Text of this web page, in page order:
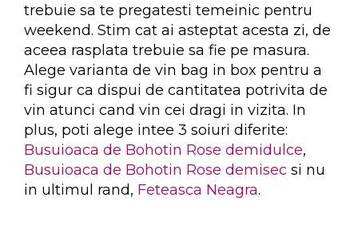
trebuie sa te pregatesti temeinic pentru
weekend. Stim cat ai asteptat acesta zi, de
aceea rasplata trebuie sa fie pe masura.
Alege varianta de vin bag in box pentru a
fi sigur ca dispui de cantitatea potrivita de
vin atunci cand vin cei dragi in vizita. In
plus, poti alege intee 3 soiuri diferite:
Busuioaca de Bohotin Rose demidulce,
Busuioaca de Bohotin Rose demisec si nu
in ultimul rand, Feteasca Neagra.